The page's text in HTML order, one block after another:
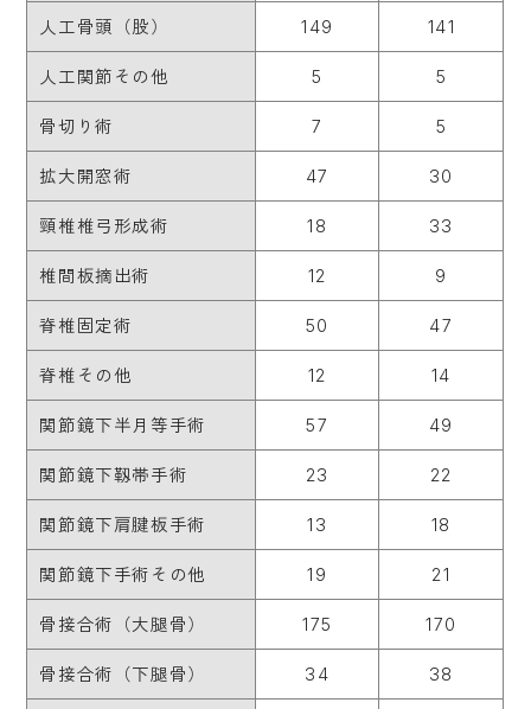
人工骨頭（股） 149 141
人工関節その他 5 5
骨切り術 7 5
拡大開窓術 47 30
頸椎椎弓形成術 18 33
椎間板摘出術 12 9
脊椎固定術 50 47
脊椎その他 12 14
関節鏡下半月等手術 57 49
関節鏡下靱帯手術 23 22
関節鏡下肩腱板手術 13 18
関節鏡下手術その他 19 21
骨接合術（大腿骨） 175 170
骨接合術（下腿骨） 34 38